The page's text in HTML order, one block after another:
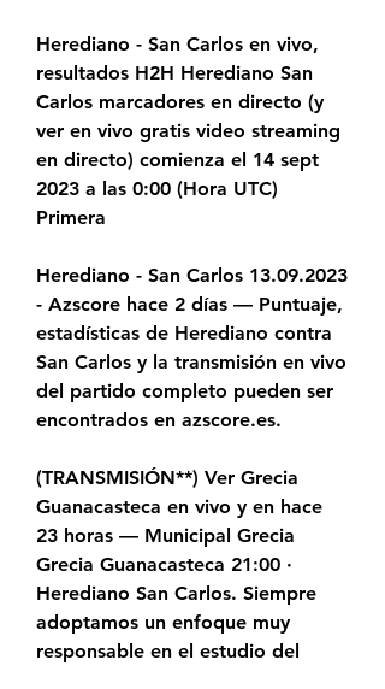
Herediano - San Carlos en vivo,
resultados H2H Herediano San
Carlos marcadores en directo (y
ver en vivo gratis video streaming
en directo) comienza el 14 sept
2023 a las 0:00 (Hora UTC)
Primera
Herediano - San Carlos 13.09.2023
- Azscore hace 2 días — Puntuaje,
estadísticas de Herediano contra
San Carlos y la transmisión en vivo
del partido completo pueden ser
encontrados en azscore.es.
(TRANSMISIÓN**) Ver Grecia
Guanacasteca en vivo y en hace
23 horas — Municipal Grecia
Grecia Guanacasteca 21:00 ·
Herediano San Carlos. Siempre
adoptamos un enfoque muy
responsable en el estudio del